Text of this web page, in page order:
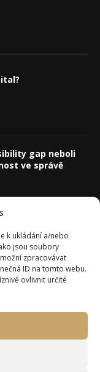
k ukládání a/nebo
jsou soubory
zpracovávat
ID na tomto webu.
ovlivnit určité
gap neboli
ve správě